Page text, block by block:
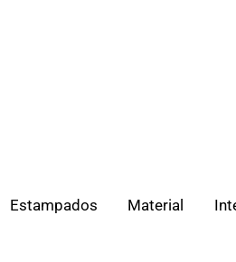
Estampados Material